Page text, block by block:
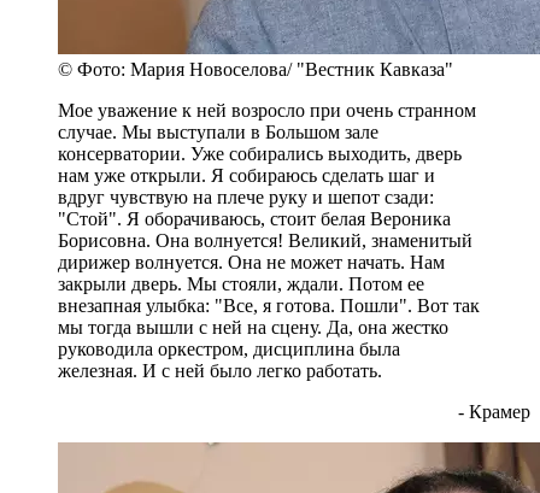
© Фото: Мария Новоселова/ "Вестник Кавказа"
Мое уважение к ней возросло при очень странном
случае. Мы выступали в Большом зале
консерватории. Уже собирались выходить, дверь
нам уже открыли. Я собираюсь сделать шаг и
вдруг чувствую на плече руку и шепот сзади:
"Стой". Я оборачиваюсь, стоит белая Вероника
Борисовна. Она волнуется! Великий, знаменитый
дирижер волнуется. Она не может начать. Нам
закрыли дверь. Мы стояли, ждали. Потом ее
внезапная улыбка: "Все, я готова. Пошли". Вот так
мы тогда вышли с ней на сцену. Да, она жестко
руководила оркестром, дисциплина была
железная. И с ней было легко работать.
- Крамер